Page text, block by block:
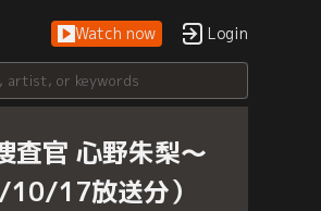
Watch now Login
査官 心野朱梨～
17放送分）